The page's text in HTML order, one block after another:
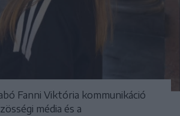
Fanni Viktória kommunikáció
média és a